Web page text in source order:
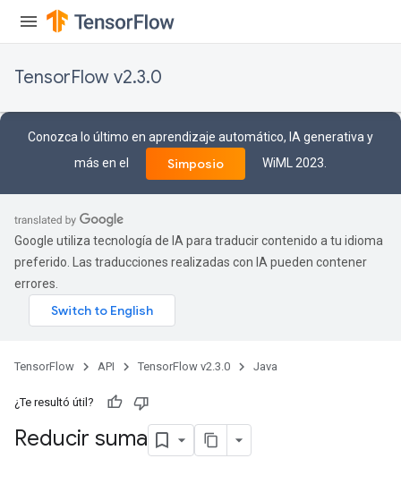
TensorFlow v2.3.0
Conozca lo último en aprendizaje automático, IA generativa y
más en el
Simposio WiML 2023.
Google utiliza tecnología de IA para traducir contenido a tu idioma
preferido. Las traducciones realizadas con IA pueden contener
errores.
TensorFlow API TensorFlow v2.3.0 Java
¿Te resultó útil?
Reducir suma